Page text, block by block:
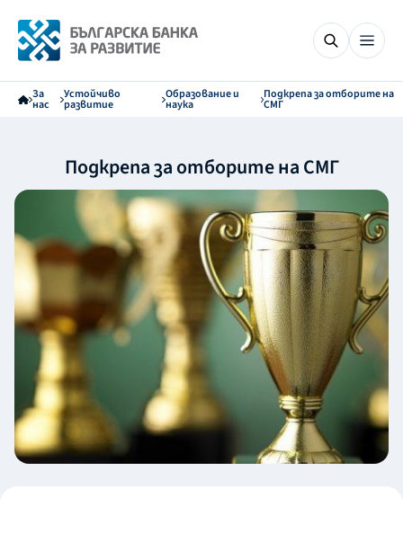
За
нас
Устойчиво
развитие
Образование и
наука
Подкрепа за отборите на
СМГ
Подкрепа за отборите на СМГ